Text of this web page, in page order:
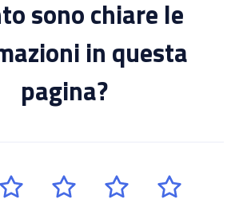
sono chiare le
in questa
pagina?